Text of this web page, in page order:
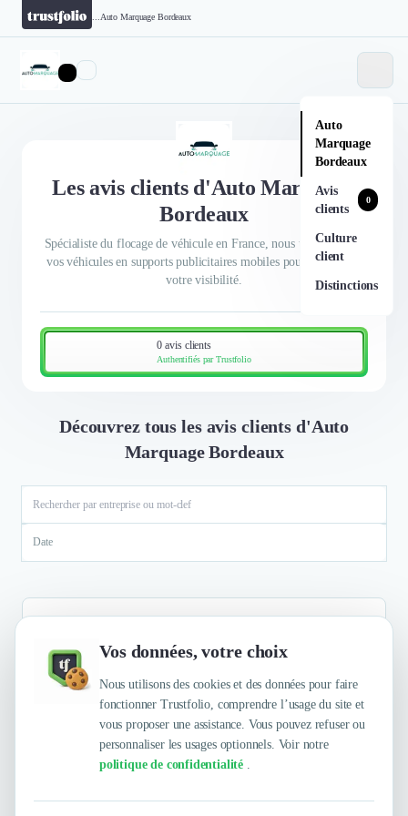
Vos données, votre choix
Nous utilisons des cookies et des données pour faire
fonctionner Trustfolio, comprendre l’usage du site et
vous proposer une assistance. Vous pouvez refuser ou
personnaliser les usages optionnels. Voir notre
politique de confidentialité .
Auto Marquage Bordeaux
Auto
Marquage
Bordeaux
Avis
clients
0
Culture
client
Distinctions
Les avis clients d'Auto Marquage
Bordeaux
Spécialiste du flocage de véhicule en France, nous transformons
vos véhicules en supports publicitaires mobiles pour augmenter
votre visibilité.
0 avis clients
Authentifiés par Trustfolio
Découvrez tous les avis clients d'Auto
Marquage Bordeaux
Date
Aucun résultat